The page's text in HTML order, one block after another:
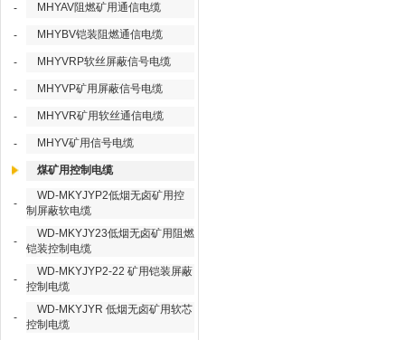
- MHYAV阻燃矿用通信电缆
- MHYBV铠装阻燃通信电缆
- MHYVRP软丝屏蔽信号电缆
- MHYVP矿用屏蔽信号电缆
- MHYVR矿用软丝通信电缆
- MHYV矿用信号电缆
煤矿用控制电缆
-
WD-MKYJYP2低烟无卤矿用控
制屏蔽软电缆
-
WD-MKYJY23低烟无卤矿用阻燃
铠装控制电缆
-
WD-MKYJYP2-22 矿用铠装屏蔽
控制电缆
-
WD-MKYJYR 低烟无卤矿用软芯
控制电缆